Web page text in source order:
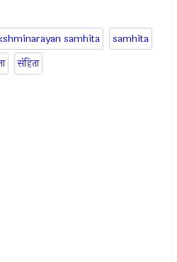
samhita
samhita
संहिता